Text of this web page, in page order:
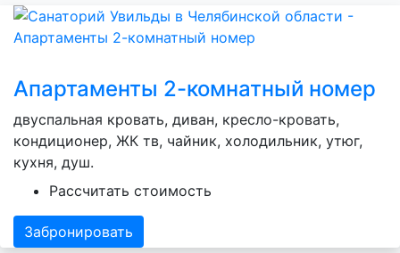
Апартаменты 2-комнатный номер
двуспальная кровать, диван, кресло-кровать,
кондиционер, ЖК тв, чайник, холодильник, утюг,
кухня, душ.
Рассчитать стоимость
Забронировать